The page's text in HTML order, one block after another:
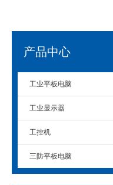
产品中心
工业平板电脑
工业显示器
工控机
三防平板电脑